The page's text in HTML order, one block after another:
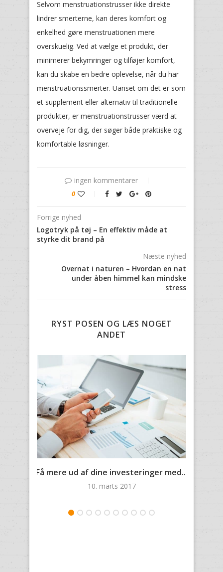
Selvom menstruationstrusser ikke direkte
lindrer smerterne, kan deres komfort og
enkelhed gøre menstruationen mere
overskuelig. Ved at vælge et produkt, der
minimerer bekymringer og tilføjer komfort,
kan du skabe en bedre oplevelse, når du har
menstruationssmerter. Uanset om det er som
et supplement eller alternativ til traditionelle
produkter, er menstruationstrusser værd at
overveje for dig, der søger både praktiske og
komfortable løsninger.
ingen kommentarer
0
Forrige nyhed
Logotryk på tøj – En effektiv måde at
styrke dit brand på
Næste nyhed
Overnat i naturen – Hvordan en nat
under åben himmel kan mindske
stress
RYST POSEN OG LÆS NOGET
ANDET
Få mere ud af dine investeringer med...
10. marts 2017